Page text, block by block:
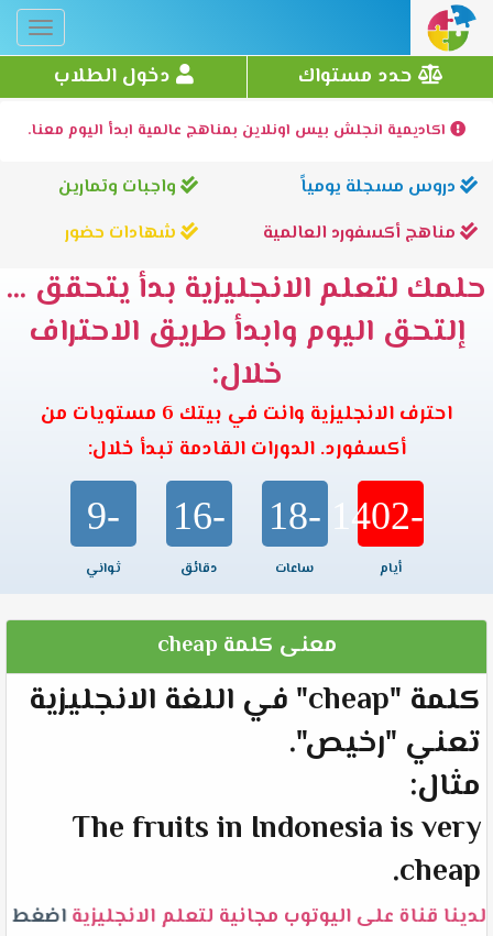
حدد مستواك دخول الطلاب
اكاديمية انجلش بيس اونلاين بمناهج عالمية ابدأ اليوم معنا.
دروس مسجلة يومياً
واجبات وتمارين
مناهج أكسفورد العالمية
شهادات حضور
حلمك لتعلم الانجليزية بدأ يتحقق ...
إلتحق اليوم وابدأ طريق الاحتراف
خلال:
احترف الانجليزية وانت في بيتك 6 مستويات من
أكسفورد. الدورات القادمة تبدأ خلال:
-1402
أيام
-18
ساعات
-16
دقائق
-9
ثواني
معنى كلمة cheap
كلمة "cheap" في اللغة الانجليزية
تعني "رخيص".
مثال:
The fruits in Indonesia is very
cheap.
لدينا قناة على اليوتوب مجانية لتعلم الانجليزيةاضغط